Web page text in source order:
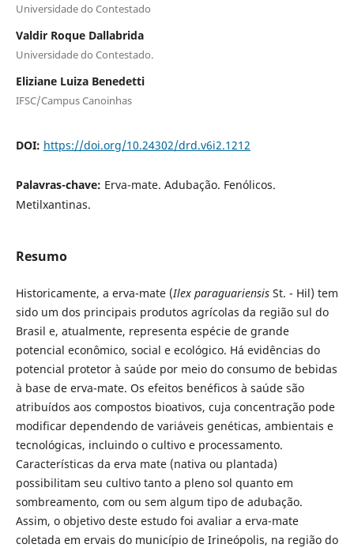
Universidade do Contestado
Valdir Roque Dallabrida
Universidade do Contestado.
Eliziane Luiza Benedetti
IFSC/Campus Canoinhas
DOI: https://doi.org/10.24302/drd.v6i2.1212
Palavras-chave: Erva-mate. Adubação. Fenólicos.
Metilxantinas.
Resumo
Historicamente, a erva-mate (Ilex paraguariensis St. - Hil) tem
sido um dos principais produtos agrícolas da região sul do
Brasil e, atualmente, representa espécie de grande
potencial econômico, social e ecológico. Há evidências do
potencial protetor à saúde por meio do consumo de bebidas
à base de erva-mate. Os efeitos benéficos à saúde são
atribuídos aos compostos bioativos, cuja concentração pode
modificar dependendo de variáveis genéticas, ambientais e
tecnológicas, incluindo o cultivo e processamento.
Características da erva mate (nativa ou plantada)
possibilitam seu cultivo tanto a pleno sol quanto em
sombreamento, com ou sem algum tipo de adubação.
Assim, o objetivo deste estudo foi avaliar a erva-mate
coletada em ervais do município de Irineópolis, na região do